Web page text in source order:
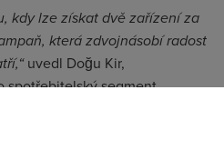
kdy lze získat dvě zařízení za
která zdvojnásobí radost
uvedl Doğu Kir,
spotřebitelský segment.